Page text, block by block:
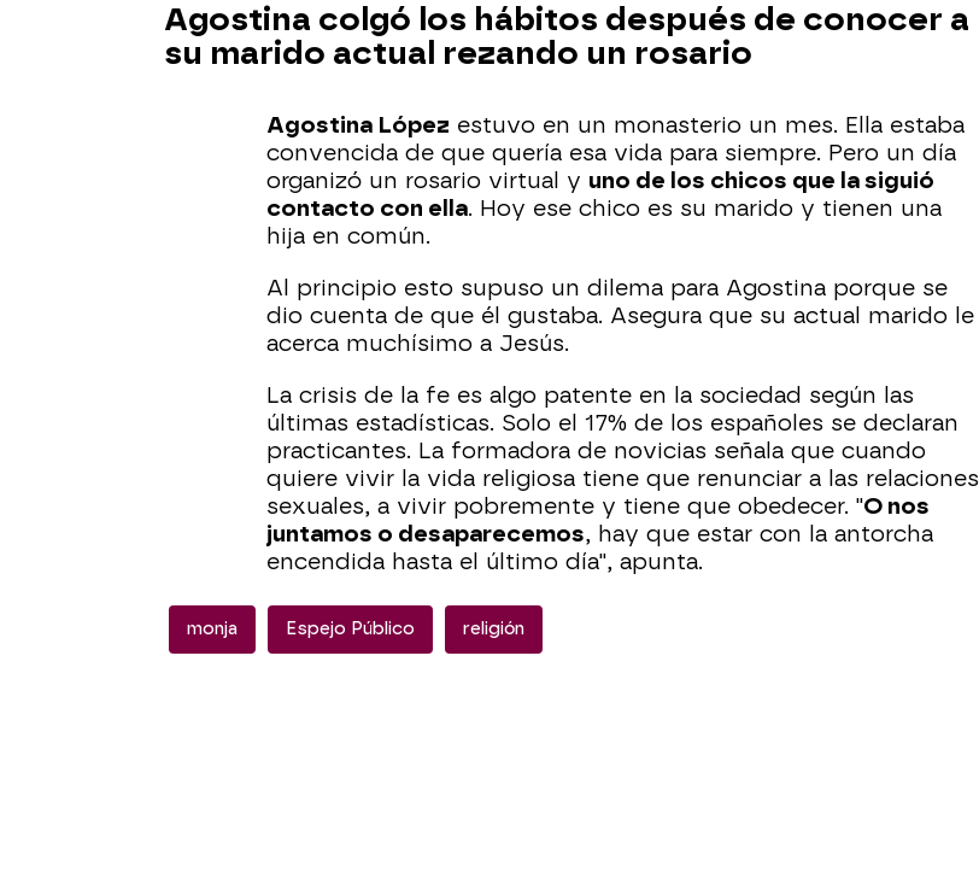
Agostina colgó los hábitos después de conocer a
su marido actual rezando un rosario
Agostina López estuvo en un monasterio un mes. Ella estaba
convencida de que quería esa vida para siempre. Pero un día
organizó un rosario virtual y uno de los chicos que la siguió
contacto con ella. Hoy ese chico es su marido y tienen una
hija en común.
Al principio esto supuso un dilema para Agostina porque se
dio cuenta de que él gustaba. Asegura que su actual marido le
acerca muchísimo a Jesús.
La crisis de la fe es algo patente en la sociedad según las
últimas estadísticas. Solo el 17% de los españoles se declaran
practicantes. La formadora de novicias señala que cuando
quiere vivir la vida religiosa tiene que renunciar a las relaciones
sexuales, a vivir pobremente y tiene que obedecer. "O nos
juntamos o desaparecemos, hay que estar con la antorcha
encendida hasta el último día", apunta.
monja Espejo Público religión